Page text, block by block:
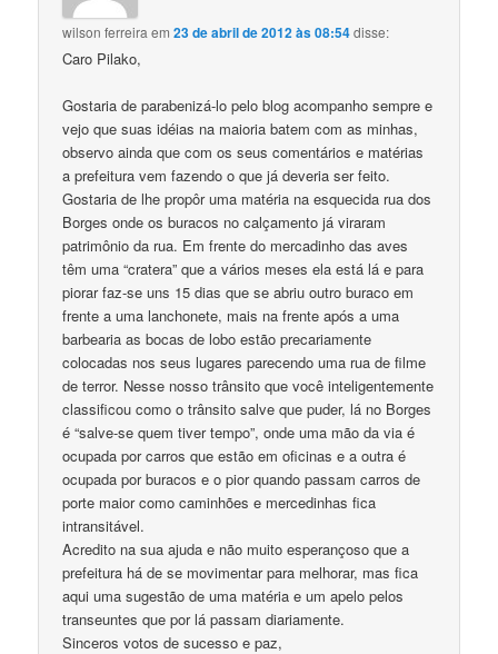
wilson ferreira em23 de abril de 2012 às 08:54disse:
Caro Pilako,
Gostaria de parabenizá-lo pelo blog acompanho sempre e
vejo que suas idéias na maioria batem com as minhas,
observo ainda que com os seus comentários e matérias
a prefeitura vem fazendo o que já deveria ser feito.
Gostaria de lhe propôr uma matéria na esquecida rua dos
Borges onde os buracos no calçamento já viraram
patrimônio da rua. Em frente do mercadinho das aves
têm uma “cratera” que a vários meses ela está lá e para
piorar faz-se uns 15 dias que se abriu outro buraco em
frente a uma lanchonete, mais na frente após a uma
barbearia as bocas de lobo estão precariamente
colocadas nos seus lugares parecendo uma rua de filme
de terror. Nesse nosso trânsito que você inteligentemente
classificou como o trânsito salve que puder, lá no Borges
é “salve-se quem tiver tempo”, onde uma mão da via é
ocupada por carros que estão em oficinas e a outra é
ocupada por buracos e o pior quando passam carros de
porte maior como caminhões e mercedinhas fica
intransitável.
Acredito na sua ajuda e não muito esperançoso que a
prefeitura há de se movimentar para melhorar, mas fica
aqui uma sugestão de uma matéria e um apelo pelos
transeuntes que por lá passam diariamente.
Sinceros votos de sucesso e paz,